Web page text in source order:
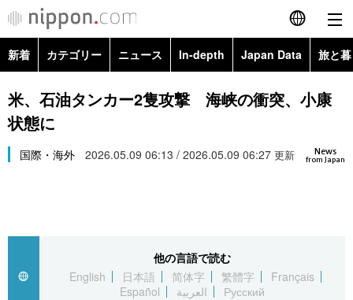
English
简体字
カテゴリー
経済・ビジネス
国際
トップ
アーカイブ
In-depth
Japan Data
新着 カテゴリー ニュース In-depth Japan Data 旅と
政治・外交
経済・ビジネス
Topics
米、石油タンカー2隻攻撃 海峡の衝突、小康
状態に
News
from Japan
国際・海外 2026.05.09 06:13 / 2026.05.09 06:27 更新
他の言語で読む
English
日本語 简体字 繁體字
Français
Español
العربية Русский